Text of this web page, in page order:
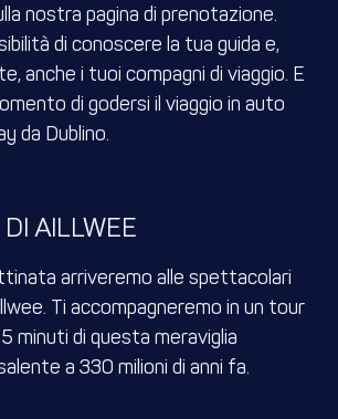
nostra pagina di prenotazione.
di conoscere la tua guida e,
anche i tuoi compagni di viaggio. E
di godersi il viaggio in auto
da Dublino.
AILLWEE
arriveremo alle spettacolari
Ti accompagneremo in un tour
minuti di questa meraviglia
a 330 milioni di anni fa.